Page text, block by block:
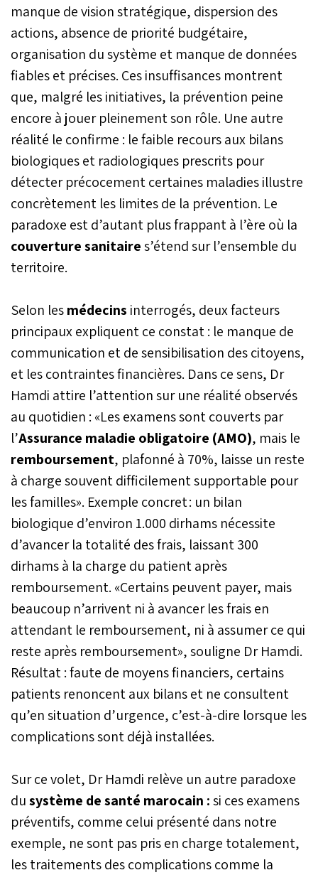
manque de vision stratégique, dispersion des
actions, absence de priorité budgétaire,
organisation du système et manque de données
fiables et précises. Ces insuffisances montrent
que, malgré les initiatives, la prévention peine
encore à jouer pleinement son rôle. Une autre
réalité le confirme : le faible recours aux bilans
biologiques et radiologiques prescrits pour
détecter précocement certaines maladies illustre
concrètement les limites de la prévention. Le
paradoxe est d’autant plus frappant à l’ère où la
couverture sanitaires’étend sur l’ensemble du
territoire.
Selon lesmédecins interrogés, deux facteurs
principaux expliquent ce constat : le manque de
communication et de sensibilisation des citoyens,
et les contraintes financières. Dans ce sens, Dr
Hamdi attire l’attention sur une réalité observés
au quotidien : «Les examens sont couverts par
l’Assurance maladie obligatoire (AMO), mais le
remboursement, plafonné à 70%, laisse un reste
à charge souvent difficilement supportable pour
les familles». Exemple concret : un bilan
biologique d’environ 1.000 dirhams nécessite
d’avancer la totalité des frais, laissant 300
dirhams à la charge du patient après
remboursement. «Certains peuvent payer, mais
beaucoup n’arrivent ni à avancer les frais en
attendant le remboursement, ni à assumer ce qui
reste après remboursement», souligne Dr Hamdi.
Résultat : faute de moyens financiers, certains
patients renoncent aux bilans et ne consultent
qu’en situation d’urgence, c’est-à-dire lorsque les
complications sont déjà installées.
Sur ce volet, Dr Hamdi relève un autre paradoxe
dusystème de santé marocain :si ces examens
préventifs, comme celui présenté dans notre
exemple, ne sont pas pris en charge totalement,
les traitements des complications comme la